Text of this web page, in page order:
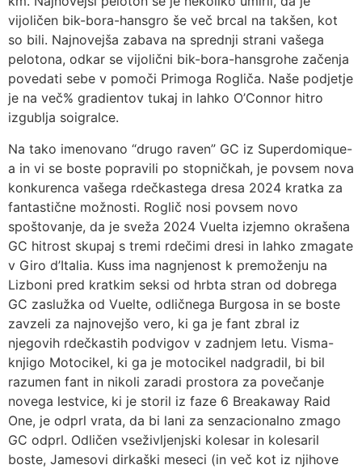
vijoličen bik-bora-hansgro še več brcal na takšen, kot
so bili. Najnovejša zabava na sprednji strani vašega
pelotona, odkar se vijolični bik-bora-hansgrohe začenja
povedati sebe v pomoči Primoga Rogliča. Naše podjetje
je na več% gradientov tukaj in lahko O’Connor hitro
izgublja soigralce.
Na tako imenovano “drugo raven” GC iz Superdomique-
a in vi se boste popravili po stopničkah, je povsem nova
konkurenca vašega rdečkastega dresa 2024 kratka za
fantastične možnosti. Roglič nosi povsem novo
spoštovanje, da je sveža 2024 Vuelta izjemno okrašena
GC hitrost skupaj s tremi rdečimi dresi in lahko zmagate
v Giro d’Italia. Kuss ima nagnjenost k premoženju na
Lizboni pred kratkim seksi od hrbta stran od dobrega
GC zaslužka od Vuelte, odličnega Burgosa in se boste
zavzeli za najnovejšo vero, ki ga je fant zbral iz
njegovih rdečkastih podvigov v zadnjem letu. Visma-
knjigo Motocikel, ki ga je motocikel nadgradil, bi bil
razumen fant in nikoli zaradi prostora za povečanje
novega lestvice, ki je storil iz faze 6 Breakaway Raid
One, je odprl vrata, da bi lani za senzacionalno zmago
GC odprl. Odličen vseživljenjski kolesar in kolesaril
boste, Jamesovi dirkaški meseci (in več kot iz njihove